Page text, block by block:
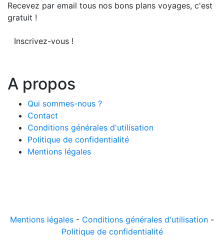
Recevez par email tous nos bons plans voyages, c'est
gratuit !
Inscrivez-vous !
A propos
Qui sommes-nous ?
Contact
Conditions générales d'utilisation
Politique de confidentialité
Mentions légales
Mentions légales - Conditions générales d'utilisation -
Politique de confidentialité